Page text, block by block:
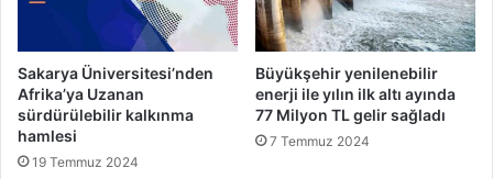
Sakarya Üniversitesi’nden
Afrika’ya Uzanan
sürdürülebilir kalkınma
hamlesi
19 Temmuz 2024
Büyükşehir yenilenebilir
enerji ile yılın ilk altı ayında
77 Milyon TL gelir sağladı
7 Temmuz 2024